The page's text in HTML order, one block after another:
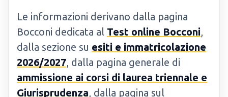
Le informazioni derivano dalla pagina
Bocconi dedicata al Test online Bocconi,
dalla sezione su esiti e immatricolazione
2026/2027, dalla pagina generale di
ammissione ai corsi di laurea triennale e
Giurisprudenza, dalla pagina sul